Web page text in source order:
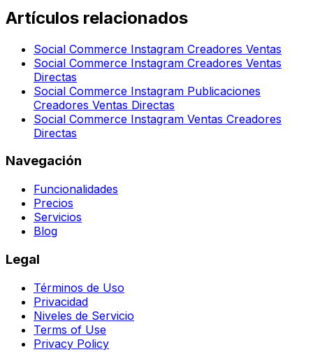
Artículos relacionados
Social Commerce Instagram Creadores Ventas
Social Commerce Instagram Creadores Ventas
Directas
Social Commerce Instagram Publicaciones
Creadores Ventas Directas
Social Commerce Instagram Ventas Creadores
Directas
Navegación
Funcionalidades
Precios
Servicios
Blog
Legal
Términos de Uso
Privacidad
Niveles de Servicio
Terms of Use
Privacy Policy